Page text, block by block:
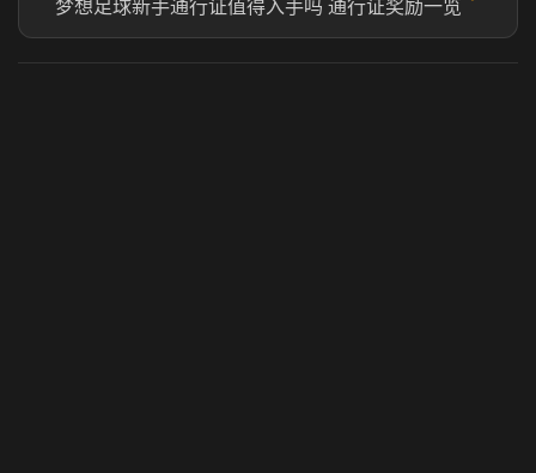
梦想足球新手通行证值得入手吗 通行证奖励一览